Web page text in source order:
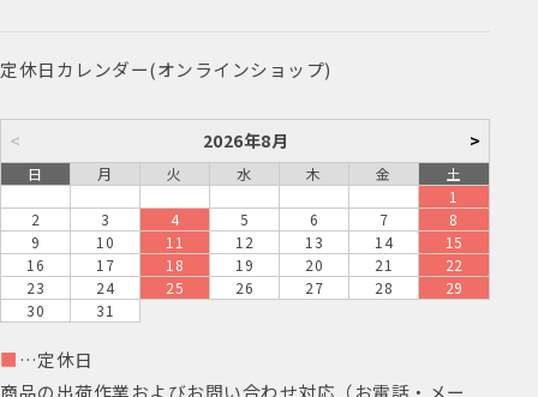
定休日カレンダー(オンラインショップ)
< 2026年8月 >
日 月 火 水 木 金
土
1
2
3 4 5 6 7
8
9
10 11 12 13 14
15
16
17 18 19 20 21
22
23
24 25 26 27 28
29
30
31
■ …定休日
商品の出荷作業およびお問い合わせ対応（お電話・メー